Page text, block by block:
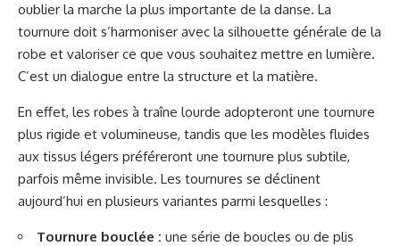
oublier la marche la plus importante de la danse. La
tournure doit s’harmoniser avec la silhouette générale de la
robe et valoriser ce que vous souhaitez mettre en lumière.
C’est un dialogue entre la structure et la matière.
En effet, les robes à traîne lourde adopteront une tournure
plus rigide et volumineuse, tandis que les modèles fluides
aux tissus légers préféreront une tournure plus subtile,
parfois même invisible. Les tournures se déclinent
aujourd’hui en plusieurs variantes parmi lesquelles :
Tournure bouclée : une série de boucles ou de plis